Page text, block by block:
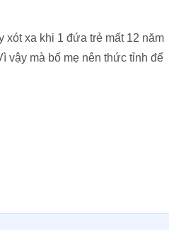
xót xa khi 1 đứa trẻ mất 12 năm
vậy mà bố mẹ nên thức tỉnh để